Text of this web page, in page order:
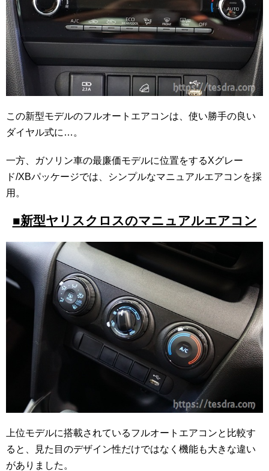
この新型モデルのフルオートエアコンは、使い勝手の良い
ダイヤル式に…。
一方、ガソリン車の最廉価モデルに位置をするXグレー
ド/XBパッケージでは、シンプルなマニュアルエアコンを採
用。
■新型ヤリスクロスのマニュアルエアコン
上位モデルに搭載されているフルオートエアコンと比較す
ると、見た目のデザイン性だけではなく機能も大きな違い
がありました。